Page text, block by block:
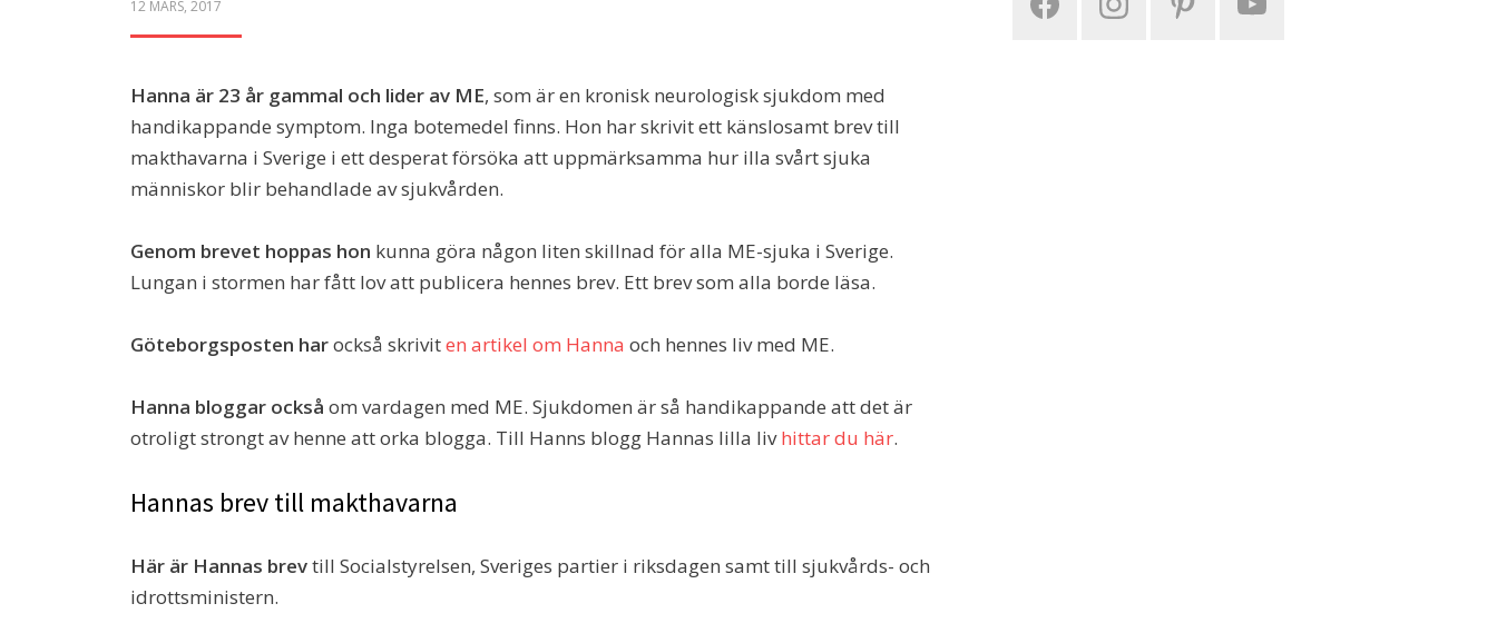
POSTED
12 MARS, 2017
Hanna är 23 år gammal och lider av ME, som är en kronisk neurologisk sjukdom med
handikappande symptom. Inga botemedel finns. Hon har skrivit ett känslosamt brev till
makthavarna i Sverige i ett desperat försöka att uppmärksamma hur illa svårt sjuka
människor blir behandlade av sjukvården.
Genom brevet hoppas hon kunna göra någon liten skillnad för alla ME-sjuka i Sverige.
Lungan i stormen har fått lov att publicera hennes brev. Ett brev som alla borde läsa.
Göteborgsposten harockså skriviten artikel om Hanna och hennes liv med ME.
Hanna bloggar också om vardagen med ME. Sjukdomen är så handikappande att det är
otroligt strongt av henne att orka blogga. Till Hanns blogg Hannas lilla livhittar du här.
Hannas brev till makthavarna
Här är Hannas brevtill Socialstyrelsen, Sveriges partier i riksdagen samt till sjukvårds- och
idrottsministern.